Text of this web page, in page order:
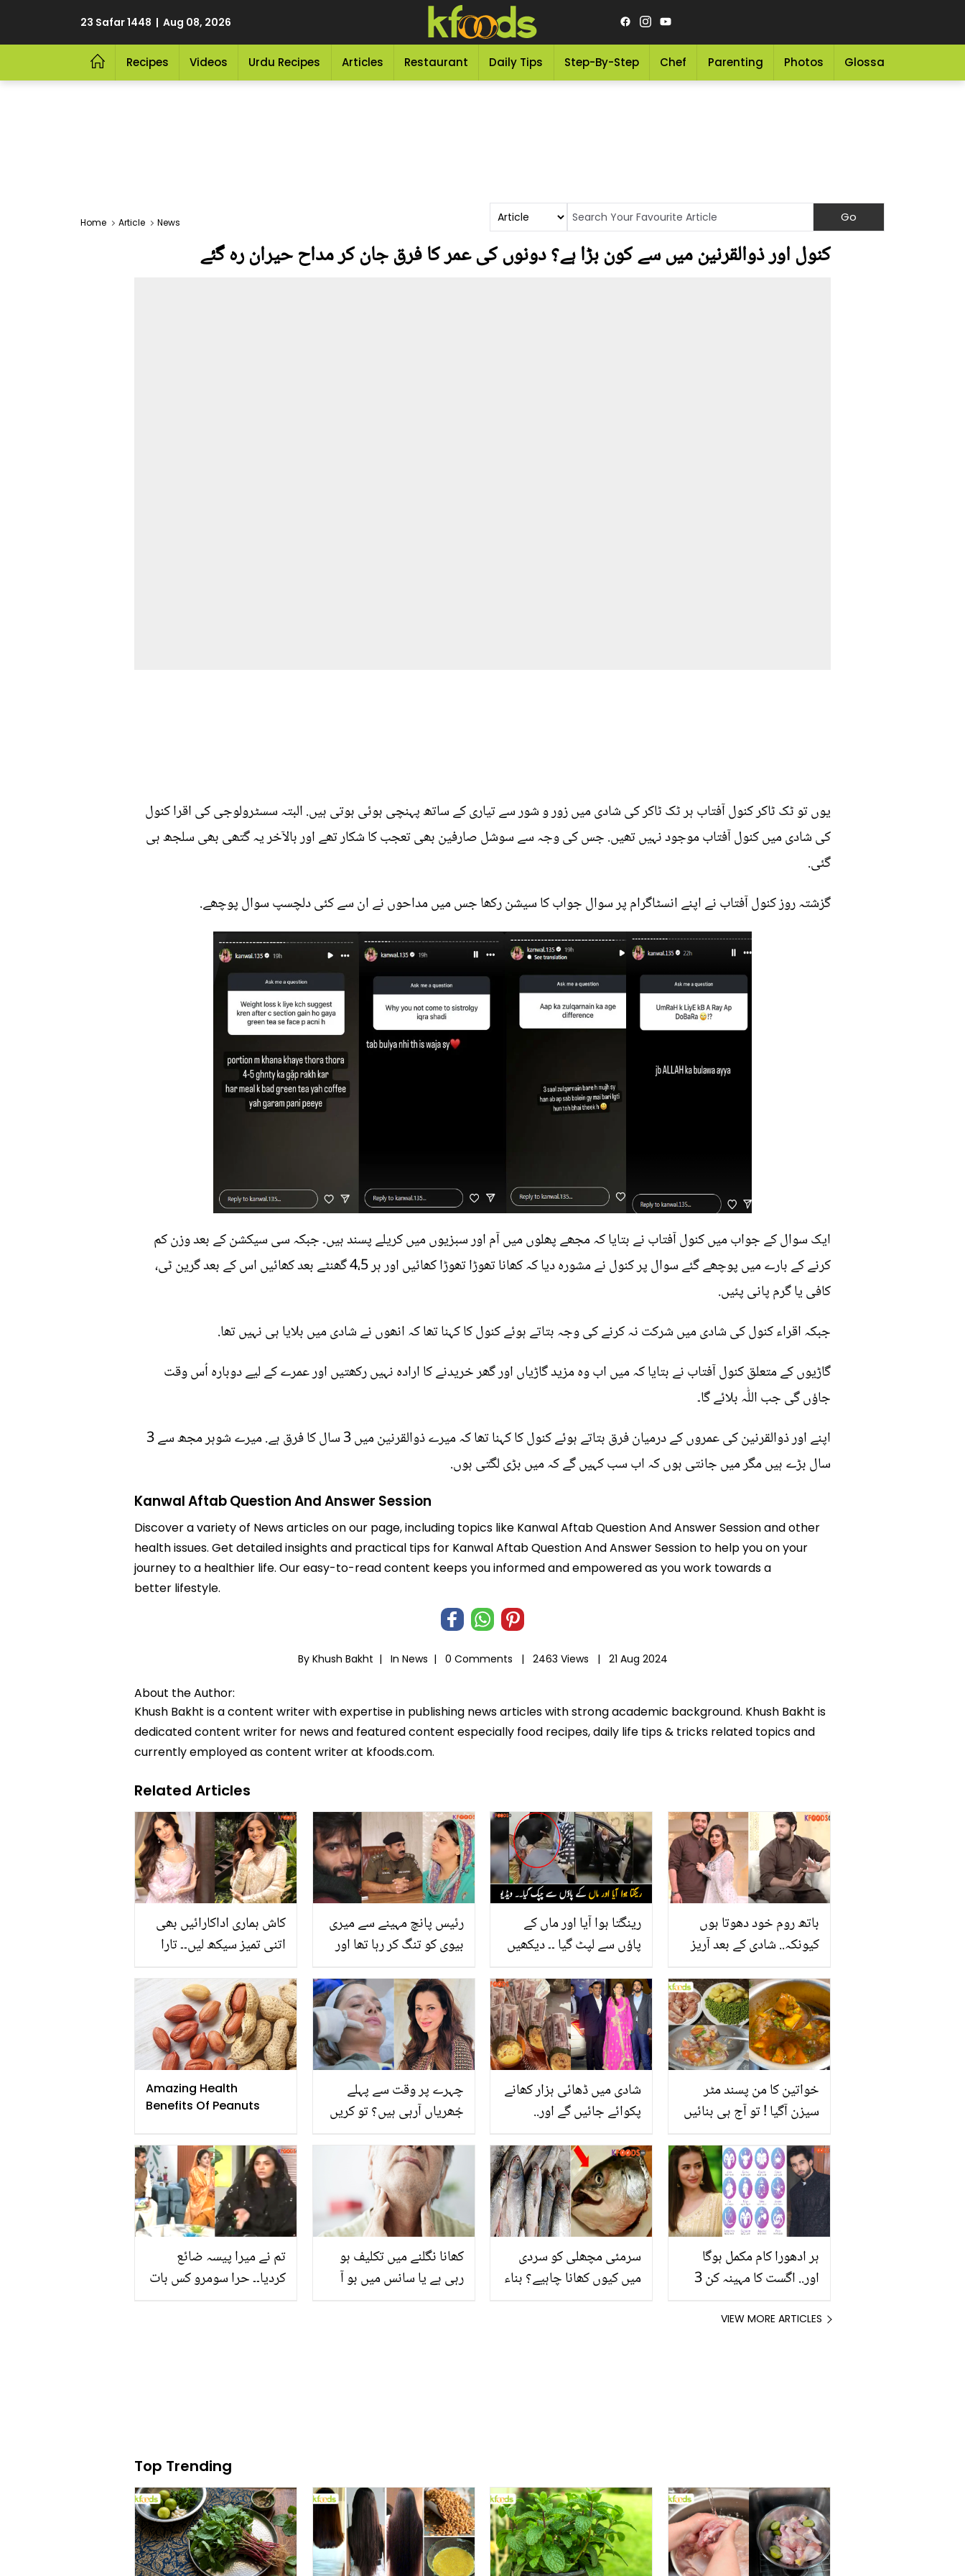
23 Safar 1448 | Aug 08, 2026
Recipes Videos Urdu Recipes Articles Restaurant Daily Tips Step-By-Step Chef Parenting Photos Glossary
Home Article News
کنول اور ذوالقرنین میں سے کون بڑا ہے؟ دونوں کی عمر کا فرق جان کر مداح حیران رہ گئے
یوں تو ٹک ٹاکر کنول آفتاب ہر ٹک ٹاکر کی شادی میں زور و شور سے تیاری کے ساتھ پہنچی ہوئی ہوتی ہیں. البتہ سسٹرولوجی کی اقرا کنول
کی شادی میں کنول آفتاب موجود نہیں تھیں. جس کی وجہ سے سوشل صارفین بھی تعجب کا شکار تھے اور بالآخر یہ گتھی بھی سلجھ ہی
گئی.
گزشتہ روز کنول آفتاب نے اپنے انسٹاگرام پر سوال جواب کا سیشن رکھا جس میں مداحوں نے ان سے کئی دلچسپ سوال پوچھے.
ایک سوال کے جواب میں کنول آفتاب نے بتایا کہ مجھے پھلوں میں آم اور سبزیوں میں کریلے پسند ہیں۔ جبکہ سی سیکشن کے بعد وزن کم
کرنے کے بارے میں پوچھے گئے سوال پر کنول نے مشورہ دیا کہ کھانا تھوڑا تھوڑا کھائیں اور ہر 4،5 گھنٹے بعد کھائیں اس کے بعد گرین ٹی،
کافی یا گرم پانی پئیں.
جبکہ اقراء کنول کی شادی میں شرکت نہ کرنے کی وجہ بتاتے ہوئے کنول کا کہنا تھا کہ انھوں نے شادی میں بلایا ہی نہیں تھا.
گاڑیوں کے متعلق کنول آفتاب نے بتایا کہ میں اب وہ مزید گاڑیاں اور گھر خریدنے کا ارادہ نہیں رکھتیں اور عمرے کے لیے دوبارہ اُس وقت
جاؤں گی جب اللّٰہ بلائے گا۔
اپنے اور ذوالقرنین کی عمروں کے درمیان فرق بتاتے ہوئے کنول کا کہنا تھا کہ میرے ذوالقرنین میں 3 سال کا فرق ہے. میرے شوہر مجھ سے 3
سال بڑے ہیں مگر میں جانتی ہوں کہ اب سب کہیں گے کہ میں بڑی لگتی ہوں.
Kanwal Aftab Question And Answer Session
Discover a variety of News articles on our page, including topics like Kanwal Aftab Question And Answer Session and other
health issues. Get detailed insights and practical tips for Kanwal Aftab Question And Answer Session to help you on your
journey to a healthier life. Our easy-to-read content keeps you informed and empowered as you work towards a
better lifestyle.
By Khush Bakht | In News | 0 Comments | 2463 Views | 21 Aug 2024
About the Author:
Khush Bakht is a content writer with expertise in publishing news articles with strong academic background. Khush Bakht is
dedicated content writer for news and featured content especially food recipes, daily life tips & tricks related topics and
currently employed as content writer at kfoods.com.
Related Articles
کاش ہماری اداکارائیں بھی
اتنی تمیز سیکھ لیں۔۔ تارا
پاکستانی ڈیزائنر کا لباس
پہن لیا؟ مداح بھی خوش
ہوگئے
رئیس پانچ مہینے سے میری
بیوی کو تنگ کر رہا تھا اور
جان سے مارنے والے میاں
بیوی سے متلعق پولیس نے
چونکا دینے والے انکشافات
کردئے
رینگتا ہوا آیا اور ماں کے
پاؤں سے لپٹ گیا ۔۔ دیکھیں
بوڑھے بیٹے کی ماں سے
جذباتی ملاقات نے کیسے
سب کو رلا دیا
باتھ روم خود دھوتا ہوں
کیونکہ.. شادی کے بعد آریز
کرنے لگے؟ حبا بخاری کا
انکشاف
Amazing Health
Benefits Of Peanuts
چہرے پر وقت سے پہلے
جُھریاں آرہی ہیں؟ تو کریں
سستے میں وہ بھی اپنے گھر
پر صرف ان دو چیزوں کے
ساتھ
شادی میں ڈھائی ہزار کھانے
پکوائے جائیں گے اور..
بہو کیا کرتی ہیں؟ دیکھیں
خواتین کا من پسند مٹر
سیزن آگیا ! تو آج ہی بنائیں
چکن مٹر آلو کا سالن، جو
سب کو بھائے
تم نے میرا پیسہ ضائع
کردیا۔۔ حرا سومرو کس بات
کھانا نگلنے میں تکلیف ہو
رہی ہے یا سانس میں بو آ
سرمئی مچھلی کو سردی
میں کیوں کھانا چاہیے؟ بناء
ہر ادھورا کام مکمل ہوگا
اور.. اگست کا مہینہ کن 3
قسمت ثابت ہوگا؟
VIEW MORE ARTICLES
Top Trending